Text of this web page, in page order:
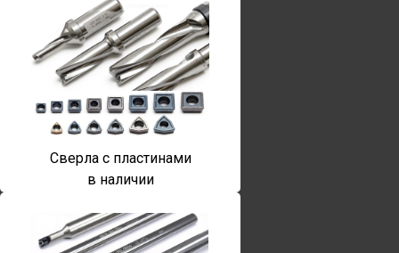
Сверла с пластинами
в наличии